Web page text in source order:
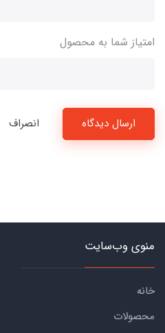
امتیاز شما به محصول
ارسال دیدگاه انصراف
منوی وب‌سایت
خانه
محصولات